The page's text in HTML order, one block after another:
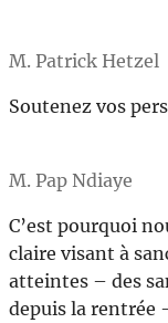
M. Patrick Hetzel
Soutenez vos
M. Pap Ndiaye
C’est pourquoi
claire visant à
atteintes – des
depuis la rentrée